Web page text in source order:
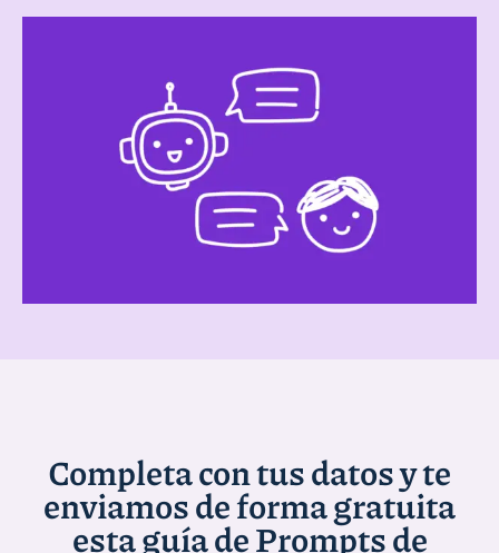
Completa con tus datos y te
enviamos de forma gratuita
esta guía de Prompts de